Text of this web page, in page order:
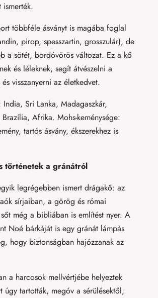
ismerték.
többféle ásványt is magába foglal
pirop, spesszartin, grosszulár), de
a sötét, bordóvörös változat. Ez a kő
és léleknek, segít átvészelni a
és visszanyerni az életkedvet.
Sri Lanka, Madagaszkár,
Afrika. Mohs-keménysége:
tartós ásvány, ékszerekhez is
történetek a gránátról
legrégebben ismert drágakő: az
sírjaiban, a görög és római
még a bibliában is említést nyer. A
Noé bárkáját is egy gránát lámpás
hogy biztonságban hajózzanak az
a harcosok mellvértjébe helyeztek
úgy tartották, megóv a sérülésektől,